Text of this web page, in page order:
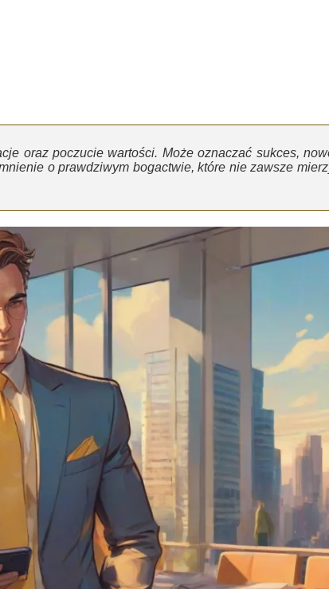
oraz poczucie wartości. Może oznaczać sukces,
o prawdziwym bogactwie, które nie zawsze